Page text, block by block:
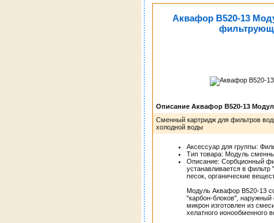
Аквафор В520-13
Описание Аквафор В520-13
Сменный картридж для фильтров
холодной воды
Аксессуар для группы:
Тип товара: Модуль
Описание: Сорбционный
устанавливается в фильтр
песок, органические
Модуль Аквафор В520-13
"карбон-блоков",
микрон изготовлен из
хелатного ионообменного